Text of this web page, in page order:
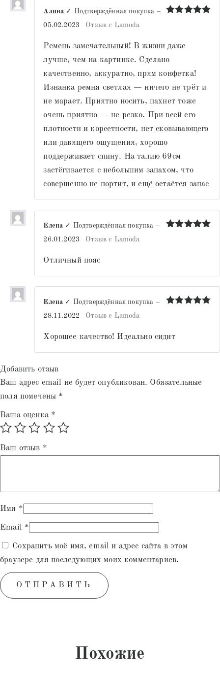
Алина ✓ Подтверждённая покупка –
05.02.2023
Отзыв с Lamoda
Ремень замечательный! В жизни даже
лучше, чем на картинке. Сделано
качественно, аккуратно, прям конфетка!
Изнанка ремня светлая — ничего не трёт и
не марает. Приятно носить, пахнет тоже
очень приятно — не резко. При всей его
плотности и корсетности, нет сковывающего
или давящего ощущения, хорошо
поддерживает спину. На талию 69см
застёгивается с небольшим запахом, что
совершенно не портит, и ещё остаётся запас
Елена ✓ Подтверждённая покупка –
26.01.2023
Отзыв с Lamoda
Отличный пояс
Елена ✓ Подтверждённая покупка –
28.11.2022
Отзыв с Lamoda
Хорошее качество! Идеально сидит
Добавить отзыв
Ваш адрес email не будет опубликован. Обязательные
поля помечены *
Ваша оценка *
Ваш отзыв *
Имя *
Email *
Сохранить моё имя, email и адрес сайта в этом
браузере для последующих моих комментариев.
Похожие